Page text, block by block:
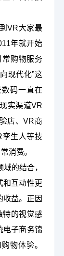
VR大家最
年就开始
购物服务
现代化”这
码一直在
实渠道VR
店、VR商
生人等技
消费。
的结合，
和互动性更
益。正因
特的视觉感
电子商务锦
物体验。